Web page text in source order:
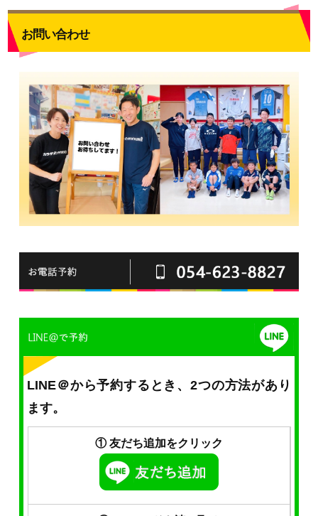
お問い合わせ
LINE＠から予約するとき、2つの方法があり
ます。
① 友だち追加をクリック